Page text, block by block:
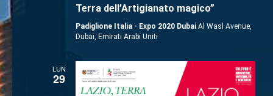
Terra dell’Artigianato magico”
Padiglione Italia - Expo 2020 Dubai Al Wasl Avenue,
Dubai, Emirati Arabi Uniti
LUN
29